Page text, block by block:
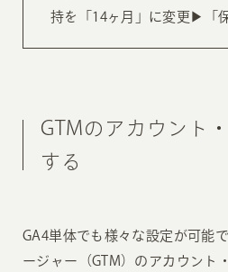
持を「14ヶ月」に変更▶︎「保
GTMのアカウント
する
GA4単体でも様々な設定が可能
ージャー（GTM）のアカウント